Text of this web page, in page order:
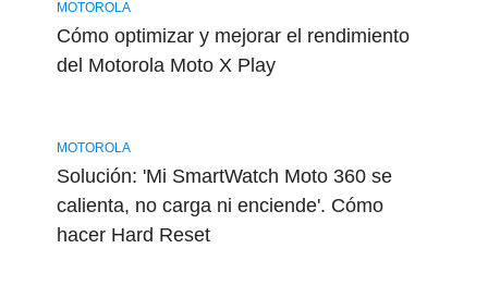
MOTOROLA
Cómo optimizar y mejorar el rendimiento
del Motorola Moto X Play
MOTOROLA
Solución: 'Mi SmartWatch Moto 360 se
calienta, no carga ni enciende'. Cómo
hacer Hard Reset